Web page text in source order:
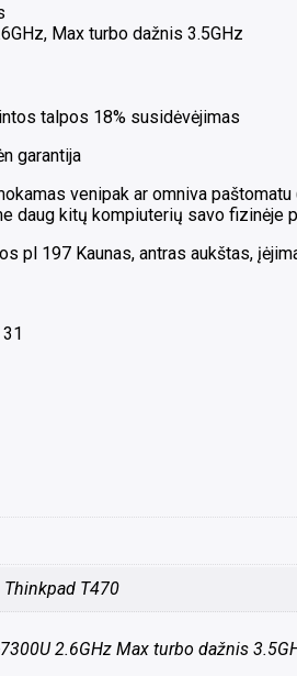
18%
Max turbo dažnis 3.5GHz
talpos 18% susidėvėjimas
garantija
venipak ar omniva
daug kitų kompiuterių savo fizinėje
pl 197 Kaunas, antras aukštas,
Thinkpad T470
2.6GHz Max turbo dažnis